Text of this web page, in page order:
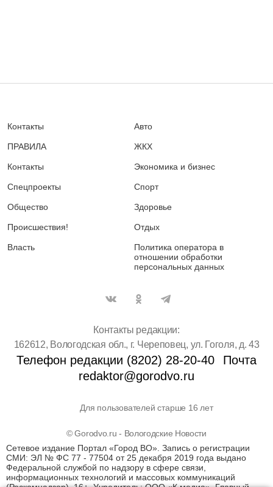
Контакты
ПРАВИЛА
Контакты
Спецпроекты
Общество
Происшествия!
Власть
Авто
ЖКХ
Экономика и бизнес
Спорт
Здоровье
Отдых
Политика оператора в
отношении обработки
персональных данных
Контакты редакции:
162612, Вологодская обл., г. Череповец, ул. Гоголя, д. 43
Телефон редакции (8202) 28-20-40
Почта
redaktor@gorodvo.ru
Для пользователей старше 16 лет
© Gorodvo.ru - Вологодские Новости
Сетевое издание Портал «Город ВО». Запись о регистрации
СМИ: ЭЛ № ФС 77 - 77504 от 25 декабря 2019 года выдано
Федеральной службой по надзору в сфере связи,
информационных технологий и массовых коммуникаций